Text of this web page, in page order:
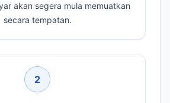
akan segera mula memuatkan
secara tempatan.
2